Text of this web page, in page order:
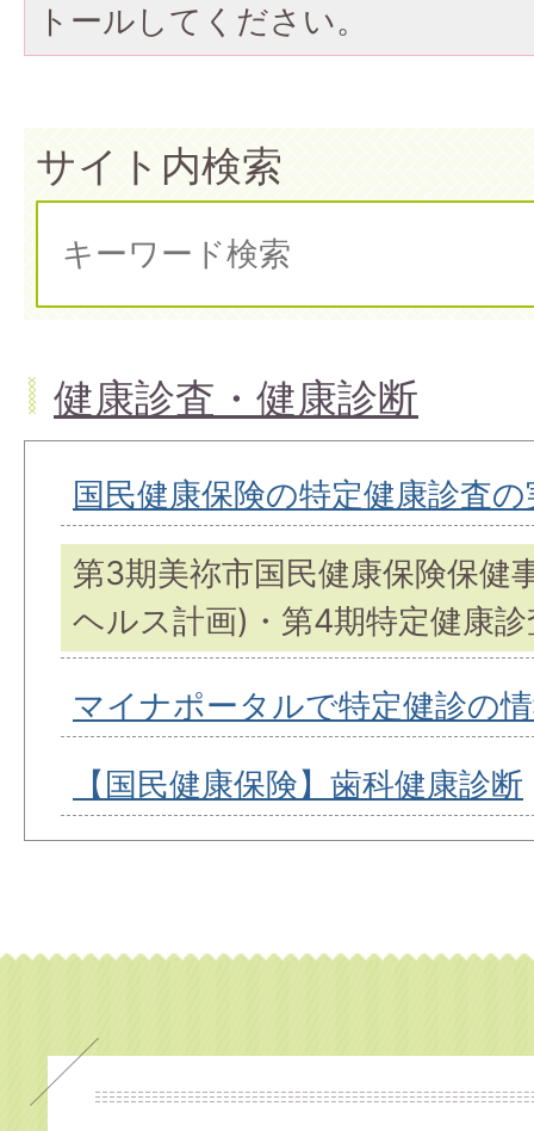
トールしてください。
サイト内検索
健康診査・健康診断
国民健康保険の特定健康診査の
第3期美祢市国民健康保険保健
ヘルス計画)・第4期特定健康
マイナポータルで特定健診の
【国民健康保険】歯科健康診断